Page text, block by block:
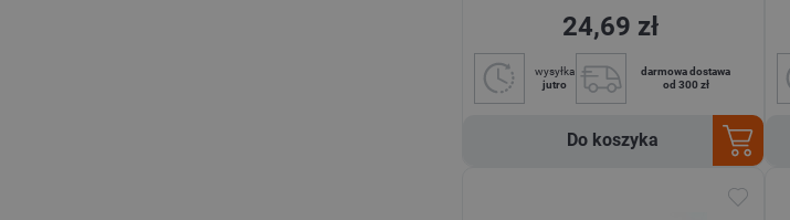
24,69 zł
wysyłka
jutro
darmowa dostawa
od 300 zł
Do koszyka